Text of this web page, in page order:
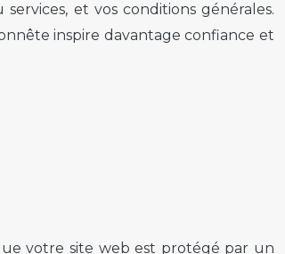
et vos conditions générales.
inspire davantage confiance et
votre site web est protégé par un